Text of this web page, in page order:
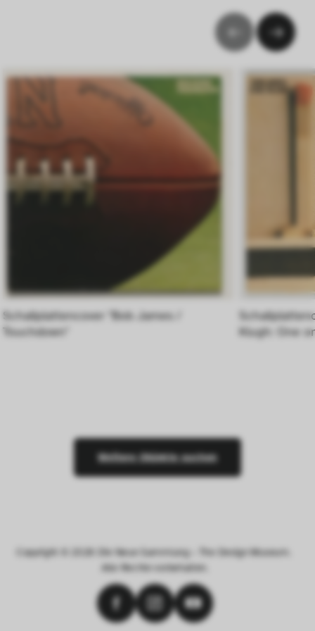
Schallplattencover "Bob James /
Touchdown"
Klugh: One
Weitere Objekte suchen
Copyright © 2026 Die Neue Sammlung – The Design Museum.
Alle Rechte vorbehalten.